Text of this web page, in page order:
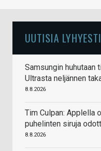
UUTISIA LYHYESTI
Samsungin huhutaan
Ultrasta neljännen
8.8.2026
Tim Culpan: Applella
puhelinten siruja
8.8.2026